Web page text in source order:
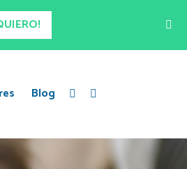
Blog